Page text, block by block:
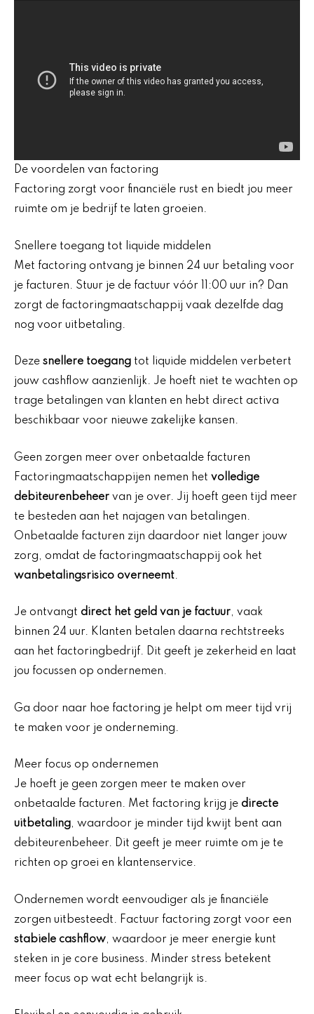
De voordelen van factoring
Factoring zorgt voor financiële rust en biedt jou meer
ruimte om je bedrijf te laten groeien.
Snellere toegang tot liquide middelen
Met factoring ontvang je binnen 24 uur betaling voor
je facturen. Stuur je de factuur vóór 11:00 uur in? Dan
zorgt de factoringmaatschappij vaak dezelfde dag
nog voor uitbetaling.
Deze snellere toegang tot liquide middelen verbetert
jouw cashflow aanzienlijk. Je hoeft niet te wachten op
trage betalingen van klanten en hebt direct activa
beschikbaar voor nieuwe zakelijke kansen.
Geen zorgen meer over onbetaalde facturen
Factoringmaatschappijen nemen het volledige
debiteurenbeheer van je over. Jij hoeft geen tijd meer
te besteden aan het najagen van betalingen.
Onbetaalde facturen zijn daardoor niet langer jouw
zorg, omdat de factoringmaatschappij ook het
wanbetalingsrisico overneemt.
Je ontvangt direct het geld van je factuur, vaak
binnen 24 uur. Klanten betalen daarna rechtstreeks
aan het factoringbedrijf. Dit geeft je zekerheid en laat
jou focussen op ondernemen.
Ga door naar hoe factoring je helpt om meer tijd vrij
te maken voor je onderneming.
Meer focus op ondernemen
Je hoeft je geen zorgen meer te maken over
onbetaalde facturen. Met factoring krijg je directe
uitbetaling, waardoor je minder tijd kwijt bent aan
debiteurenbeheer. Dit geeft je meer ruimte om je te
richten op groei en klantenservice.
Ondernemen wordt eenvoudiger als je financiële
zorgen uitbesteedt. Factuur factoring zorgt voor een
stabiele cashflow, waardoor je meer energie kunt
steken in je core business. Minder stress betekent
meer focus op wat echt belangrijk is.